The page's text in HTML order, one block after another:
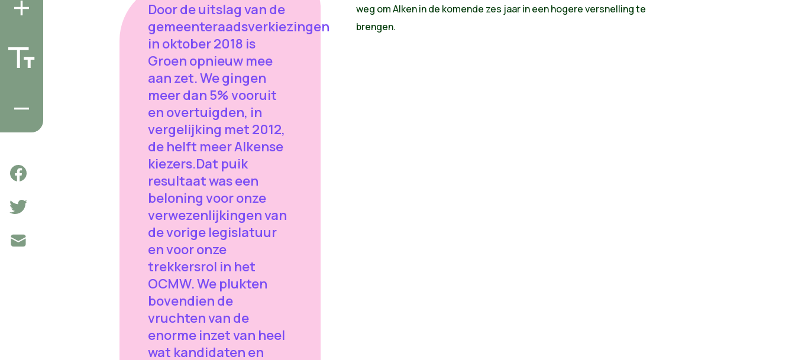
Door de uitslag van de
gemeenteraadsverkiezingen
in oktober 2018 is
Groen opnieuw mee
aan zet. We gingen
meer dan 5% vooruit
en overtuigden, in
vergelijking met 2012,
de helft meer Alkense
kiezers.Dat puik
resultaat was een
beloning voor onze
verwezenlijkingen van
de vorige legislatuur
en voor onze
trekkersrol in het
OCMW. We plukten
bovendien de
vruchten van de
enorme inzet van heel
wat kandidaten en
weg om Alken in de komende zes jaar in een hogere versnelling te
brengen.